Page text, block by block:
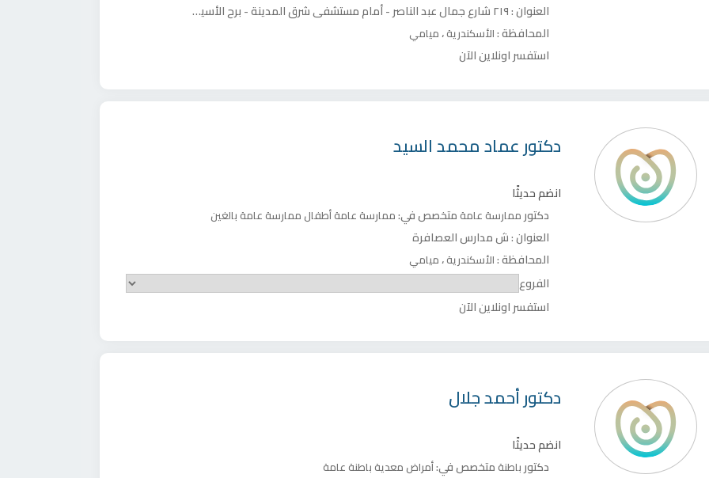
العنوان :٢١٩ شارع جمال عبد الناصر - أمام مستشفي شرق المدينة - برح الأسيل - الدور الرابع
المحافظة :الأسكندرية،ميامي
استفسر اونلاين الآن
دكتورعماد محمد السيد
انضم حديثًا
دكتور ممارسة عامةمتخصص في:ممارسة عامة أطفال ممارسة عامة بالغين
العنوان :ش مدارس العصافرة
المحافظة :الأسكندرية،ميامي
الفروع
استفسر اونلاين الآن
دكتورأحمد جلال
انضم حديثًا
دكتور باطنةمتخصص في:أمراض معديةباطنة عامة